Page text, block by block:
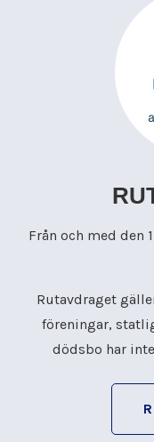
Från och med den
Rutavdraget
föreningar,
dödsbo har